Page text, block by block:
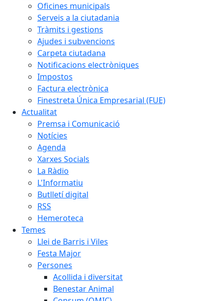
Oficines municipals
Serveis a la ciutadania
Tràmits i gestions
Ajudes i subvencions
Carpeta ciutadana
Notificacions electròniques
Impostos
Factura electrònica
Finestreta Única Empresarial (FUE)
Actualitat
Premsa i Comunicació
Notícies
Agenda
Xarxes Socials
La Ràdio
L'Informatiu
Butlletí digital
RSS
Hemeroteca
Temes
Llei de Barris i Viles
Festa Major
Persones
Acollida i diversitat
Benestar Animal